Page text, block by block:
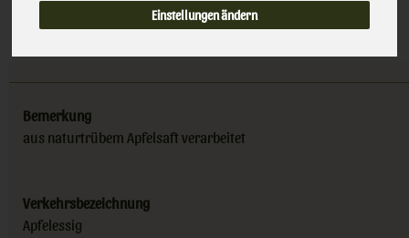
Einstellungen ändern
Bemerkung
aus naturtrübem Apfelsaft verarbeitet
Verkehrsbezeichnung
Apfelessig